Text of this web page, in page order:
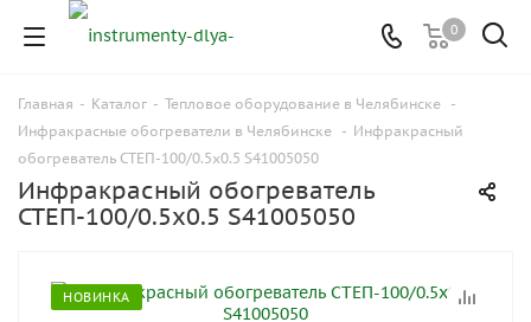
0
Главная - Каталог - Тепловое оборудование в Челябинске -
Инфракрасные обогреватели в Челябинске - Инфракрасный
обогреватель СТЕП-100/0.5x0.5 S41005050
Инфракрасный обогреватель
СТЕП-100/0.5x0.5 S41005050
НОВИНКА